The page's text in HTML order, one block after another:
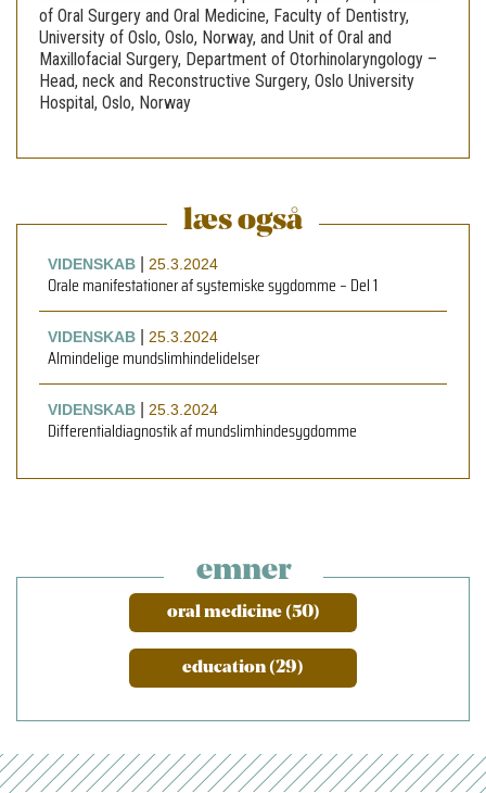
of Oral Surgery and Oral Medicine, Faculty of Dentistry,
University of Oslo, Oslo, Norway, and Unit of Oral and
Maxillofacial Surgery, Department of Otorhinolaryngology –
Head, neck and Reconstructive Surgery, Oslo University
Hospital, Oslo, Norway
læs også
VIDENSKAB 25.3.2024
Orale manifestationer af systemiske sygdomme – Del 1
VIDENSKAB 25.3.2024
Almindelige mundslimhindelidelser
VIDENSKAB 25.3.2024
Differentialdiagnostik af mundslimhindesygdomme
emner
oral medicine (50)
education (29)